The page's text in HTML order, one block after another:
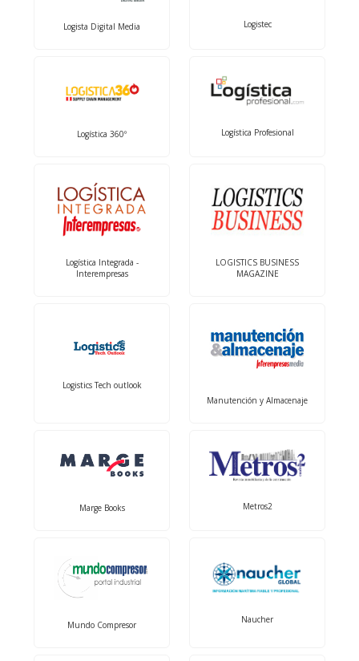
Logista Digital Media Logistec
Logística 360º Logística Profesional
Logística Integrada -
Interempresas
LOGISTICS BUSINESS
MAGAZINE
Logistics Tech outlook
Manutención y Almacenaje
Marge Books Metros2
Mundo Compresor Naucher